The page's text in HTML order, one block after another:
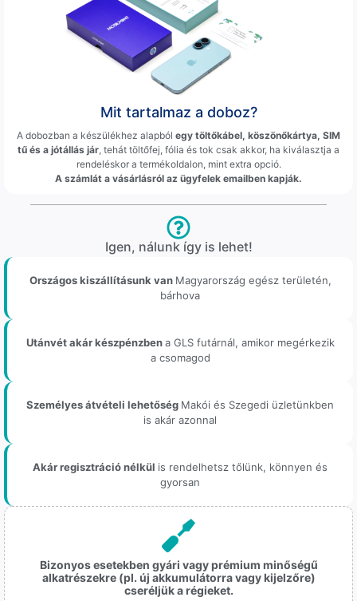
Mit tartalmaz a doboz?
A dobozban a készülékhez alapból egy töltőkábel, köszönőkártya, SIM
tű és a jótállás jár, tehát töltőfej, fólia és tok csak akkor, ha kiválasztja a
rendeléskor a termékoldalon, mint extra opció.
A számlát a vásárlásról az ügyfelek emailben kapják.
Igen, nálunk így is lehet!
Országos kiszállításunk van Magyarország egész területén,
bárhova
Utánvét akár készpénzbena GLS futárnál, amikor megérkezik
a csomagod
Személyes átvételi lehetőség Makói és Szegedi üzletünkben
is akár azonnal
Akár regisztráció nélkül is rendelhetsz tőlünk, könnyen és
gyorsan
Bizonyos esetekben gyári vagy prémium minőségű
alkatrészekre (pl. új akkumulátorra vagy kijelzőre)
cseréljük a régieket.